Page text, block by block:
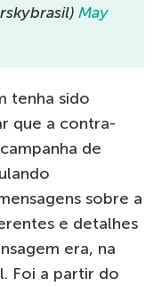
May
tenha sido
que a contra-
de
sobre a
e detalhes
era, na
Foi a partir do